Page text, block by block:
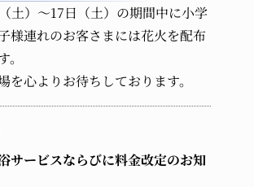
土）～17日（土）の期間中に小学
様連れのお客さまには花火を配布
を心よりお待ちしております。
サービスならびに料金改定のお知